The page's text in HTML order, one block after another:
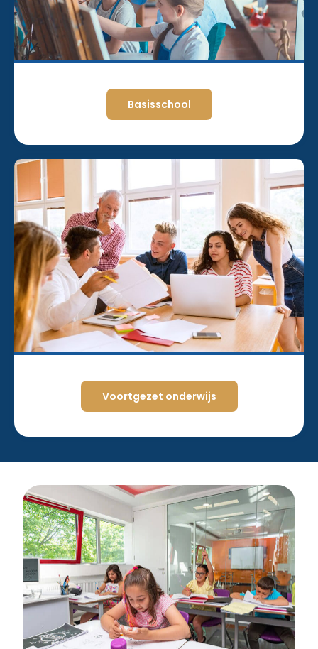
Basisschool
Voortgezet onderwijs